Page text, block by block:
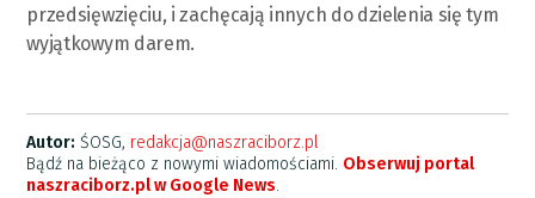
przedsięwzięciu, i zachęcają innych do dzielenia się tym
wyjątkowym darem.
Autor: ŚOSG, redakcja@naszraciborz.pl
Bądź na bieżąco z nowymi wiadomościami. Obserwuj portal
naszraciborz.pl w Google News.